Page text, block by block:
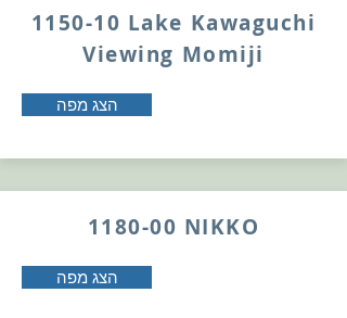
1150-10 Lake Kawaguchi
Viewing Momiji
הצג מפה
1180-00 NIKKO
הצג מפה